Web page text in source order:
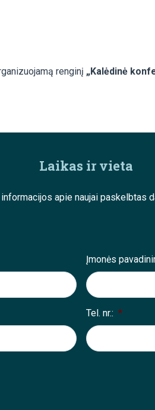
renginį „Kalėdinė
Laikas ir vieta
apie naujai
Įmonės
Tel. nr.: *